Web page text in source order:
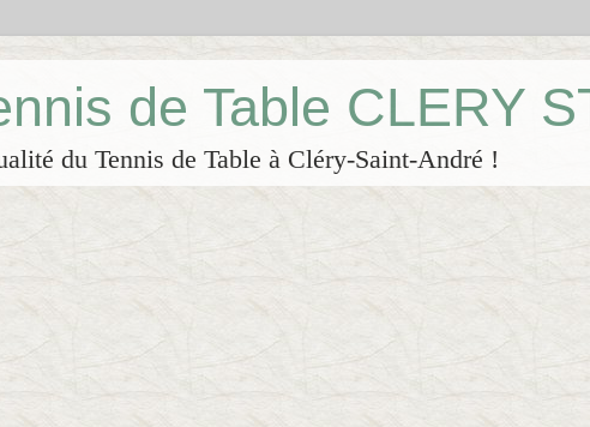
de Table CLERY
du Tennis de Table à Cléry-Saint-André !